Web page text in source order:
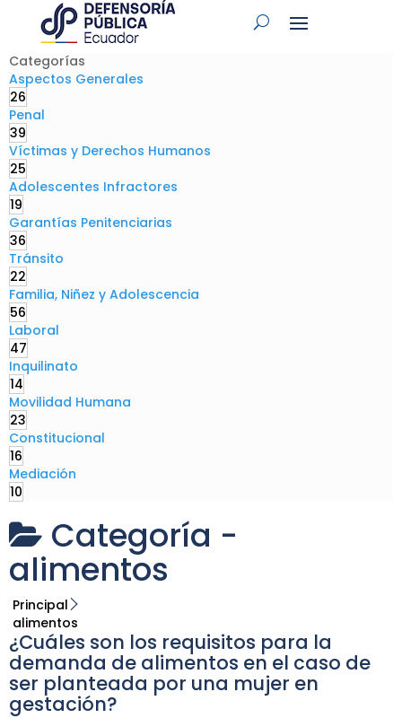
Categorías
Aspectos Generales
26
Penal
39
Víctimas y Derechos Humanos
25
Adolescentes Infractores
19
Garantías Penitenciarias
36
Tránsito
22
Familia, Niñez y Adolescencia
56
Laboral
47
Inquilinato
14
Movilidad Humana
23
Constitucional
16
Mediación
10
Categoría -
alimentos
Principal
alimentos
¿Cuáles son los requisitos para la
demanda de alimentos en el caso de
ser planteada por una mujer en
gestación?